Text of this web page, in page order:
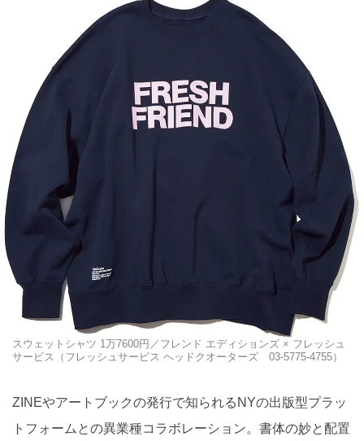
スウェットシャツ 1万7600円／フレンド エディションズ × フレッシュ
サービス（フレッシュサービス ヘッドクオーターズ 03-5775-4755）
ZINEやアートブックの発行で知られるNYの出版型プラッ
トフォームとの異業種コラボレーション。書体の妙と配置